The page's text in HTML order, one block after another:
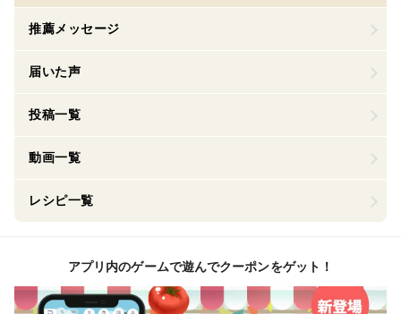
推薦メッセージ
届いた声
投稿一覧
動画一覧
レシピ一覧
アプリ内のゲームで遊んでクーポンをゲット！